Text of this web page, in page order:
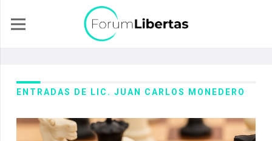
ENTRADAS DE LIC. JUAN CARLOS MONEDERO